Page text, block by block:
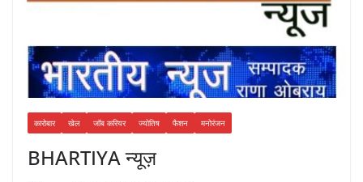
कारोबार खेल जॉब करियर ज्योतिष फैशन मनोरंजन
BHARTIYA न्यूज़